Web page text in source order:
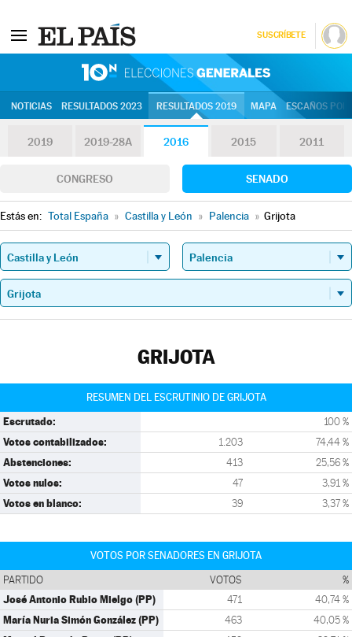
SUSCRÍBETE
NOTICIAS RESULTADOS 2023 RESULTADOS 2019 MAPA ESCAÑOS
2019 2019-28A 2016 2015 2011
CONGRESO SENADO
Estás en: Total España » Castilla y León » Palencia » Grijota
GRIJOTA
RESUMEN DEL ESCRUTINIO DE GRIJOTA
Escrutado: 100 %
Votos contabilizados: 1.203 74,44 %
Abstenciones: 413 25,56 %
Votos nulos: 47 3,91 %
Votos en blanco: 39 3,37 %
VOTOS POR SENADORES EN GRIJOTA
PARTIDO VOTOS %
José Antonio Rubio Mielgo (PP) 471 40,74 %
María Nuria Simón González (PP) 463 40,05 %